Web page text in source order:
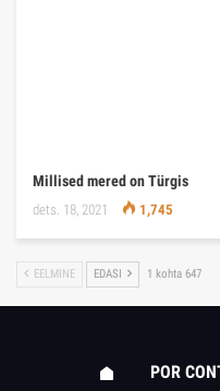
Millised mered on Türgis
dets. 18, 2021 1,745
EELMINE EDASI 1 kohta 647
POR